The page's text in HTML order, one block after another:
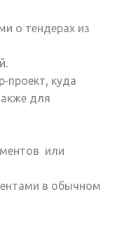
о тендерах из
проект, куда
для
или
в обычном